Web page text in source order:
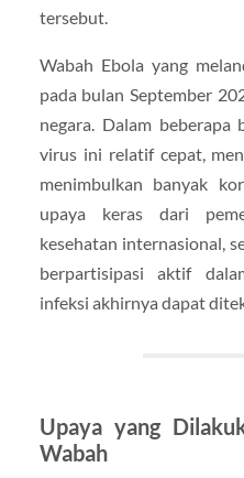
tersebut.
Wabah Ebola yang
pada bulan September
negara. Dalam beberapa
virus ini relatif cepat,
menimbulkan banyak
upaya keras dari
kesehatan internasional,
berpartisipasi aktif
infeksi akhirnya dapat
Upaya yang
Wabah